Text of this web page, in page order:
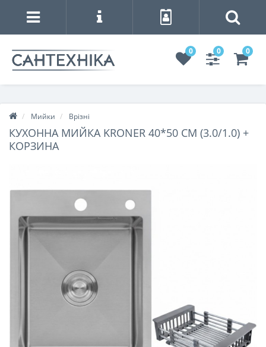
0 0 0
Мийки Врізні
КУХОННА МИЙКА KRONER 40*50 СМ (3.0/1.0) +
КОРЗИНА